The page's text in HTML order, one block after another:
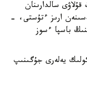
قۇلاۋى سالدارىنان
17 اۆتوكولىك يەسىنەن ارىز ءتۇستى، -
باسپا ءسوز
يەلەرى جۇگىنىپ